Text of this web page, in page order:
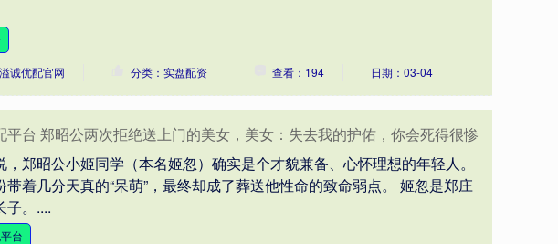
诚优配官网 分类：实盘配资 查看：194 日期：03-04
平台 郑昭公两次拒绝送上门的美女，美女：失去我的护佑，你会死得很惨
，郑昭公小姬同学（本名姬忽）确实是个才貌兼备、心怀理想的年轻人。
带着几分天真的“呆萌”，最终却成了葬送他性命的致命弱点。 姬忽是郑庄
子。....
台